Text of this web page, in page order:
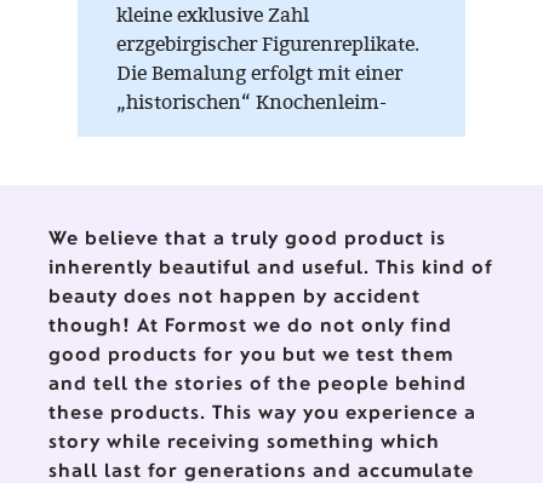
kleine exklusive Zahl
erzgebirgischer Figurenreplikate.
Die Bemalung erfolgt mit einer
„historischen“ Knochenleim-
Kreide-Farbe, die nur im warmen
Einzelstücknummer, die
Auflagenhöhe und das
Herstellungsjahr vermerkt.
We believe that a truly good product is
inherently beautiful and useful. This kind of
beauty does not happen by accident
though! At Formost we do not only find
good products for you but we test them
and tell the stories of the people behind
these products. This way you experience a
story while receiving something which
shall last for generations and accumulate